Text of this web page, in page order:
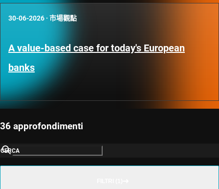
30-06-2026 · 市場觀點
A value-based case for today's European
banks
36 approfondimenti
CERCA